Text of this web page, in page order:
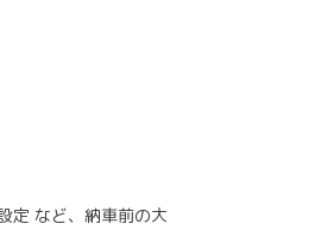
など、納車前の大